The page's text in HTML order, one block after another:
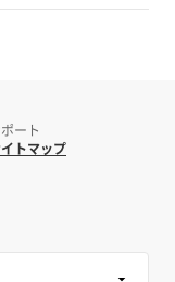
定を進めること
けない仕様で、
施工後の仕上が
度 総合精度管
ート
トマップ